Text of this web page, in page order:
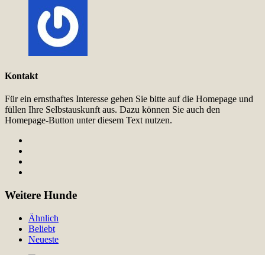
Kontakt
Für ein ernsthaftes Interesse gehen Sie bitte auf die Homepage und
füllen Ihre Selbstauskunft aus. Dazu können Sie auch den
Homepage-Button unter diesem Text nutzen.
Weitere Hunde
Ähnlich
Beliebt
Neueste